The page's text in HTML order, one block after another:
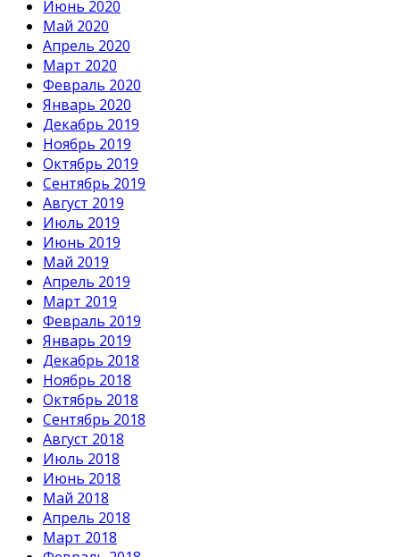
Июнь 2020
Май 2020
Апрель 2020
Март 2020
Февраль 2020
Январь 2020
Декабрь 2019
Ноябрь 2019
Октябрь 2019
Сентябрь 2019
Август 2019
Июль 2019
Июнь 2019
Май 2019
Апрель 2019
Март 2019
Февраль 2019
Январь 2019
Декабрь 2018
Ноябрь 2018
Октябрь 2018
Сентябрь 2018
Август 2018
Июль 2018
Июнь 2018
Май 2018
Апрель 2018
Март 2018